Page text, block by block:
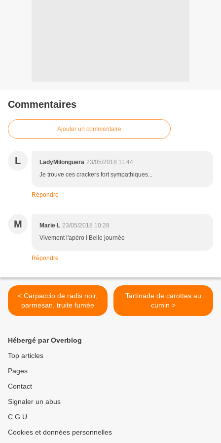
Commentaires
Ajouter un commentaire
L LadyMilonguera 23/05/2018 11:44
Je trouve ces crackers fort sympathiques...
Répondre
M Marie L 23/05/2018 10:28
Vivement l'apéro ! Belle journée
Répondre
< Carpaccio de radis noir,
parmesan, truite fumée
Tartinade de carottes au
cumin >
Hébergé par Overblog
Top articles
Pages
Contact
Signaler un abus
C.G.U.
Cookies et données personnelles